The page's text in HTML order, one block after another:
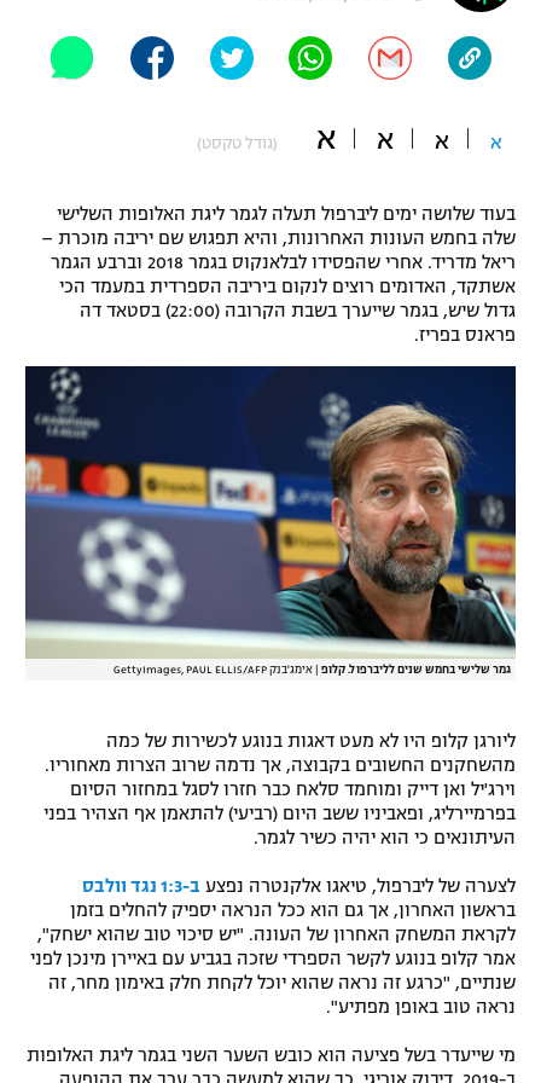
"מחצית בשכונה" – פודקאסט
תקנון עבור פעילות אלקטרה
תקנון עבור פעילות ספורט 1 – "מרלן"
גיימינג E-Sports
תנאי שימוש
מדיניות פרטיות
תקנון פעילות ספורט 1
רשיון להקרנה פומבית לבית עסק
הצטרפות לחבילת הערוצים
תגיות
המגזין
אופניים
פוטבול אמריקאי NFL
בייסבול MLB
ספורט אתגרי ואקסטרים
אומנויות לחימה
גיימינג E-Sports
א א א א (גודל טקסט)
בעוד שלושה ימים ליברפול תעלה לגמר ליגת האלופות השלישי
שלה בחמש העונות האחרונות, והיא תפגוש שם יריבה מוכרת –
ריאל מדריד. אחרי שהפסידו לבלאנקוס בגמר 2018 וברבע הגמר
אשתקד, האדומים רוצים לנקום ביריבה הספרדית במעמד הכי
גדול שיש, בגמר שייערך בשבת הקרובה (22:00) בסטאד דה
פראנס בפריז.
גמר שלישי בחמש שנים לליברפול. קלופ אימג'בנק GettyImages, PAUL ELLIS/AFP
ליורגן קלופ היו לא מעט דאגות בנוגע לכשירות של כמה
מהשחקנים החשובים בקבוצה, אך נדמה שרוב הצרות מאחוריו.
וירג'יל ואן דייק ומוחמד סלאח כבר חזרו לסגל במחזור הסיום
בפרמיירליג, ופאביניו ששב היום (רביעי) להתאמן אף הצהיר בפני
העיתונאים כי הוא יהיה כשיר לגמר.
לצערה של ליברפול, טיאגו אלקנטרה נפצע ב-1:3 נגד וולבס
בראשון האחרון, אך גם הוא ככל הנראה יספיק להחלים בזמן
לקראת המשחק האחרון של העונה. "יש סיכוי טוב שהוא ישחק",
אמר קלופ בנוגע לקשר הספרדי שזכה בגביע עם באיירן מינכן לפני
שנתיים, "כרגע זה נראה שהוא יוכל לקחת חלק באימון מחר, זה
נראה טוב באופן מפתיע".
מי שייעדר בשל פציעה הוא כובש השער השני בגמר ליגת האלופות
ב-2019, דיבוק אוריגי, כך שהוא למעשה כבר ערך את ההופעה